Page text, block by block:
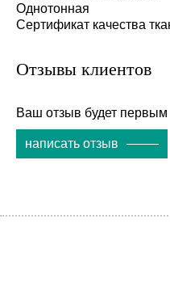
Однотонная
Сертификат качества
Отзывы клиентов
Ваш отзыв будет первым
написать отзыв